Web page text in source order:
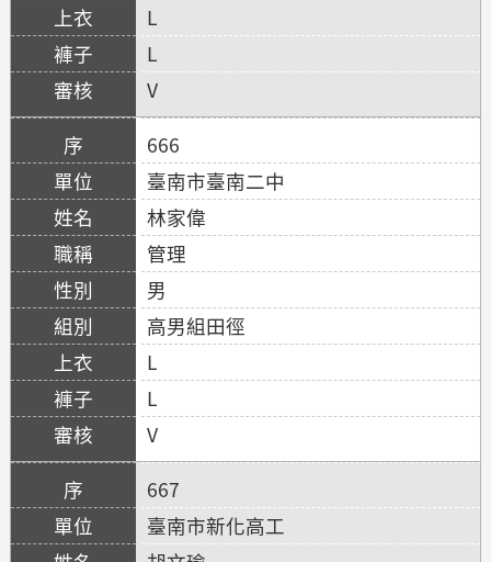
L
L
V
666
臺南市臺南二中
林家偉
管理
男
高男組田徑
L
L
V
667
臺南市新化高工